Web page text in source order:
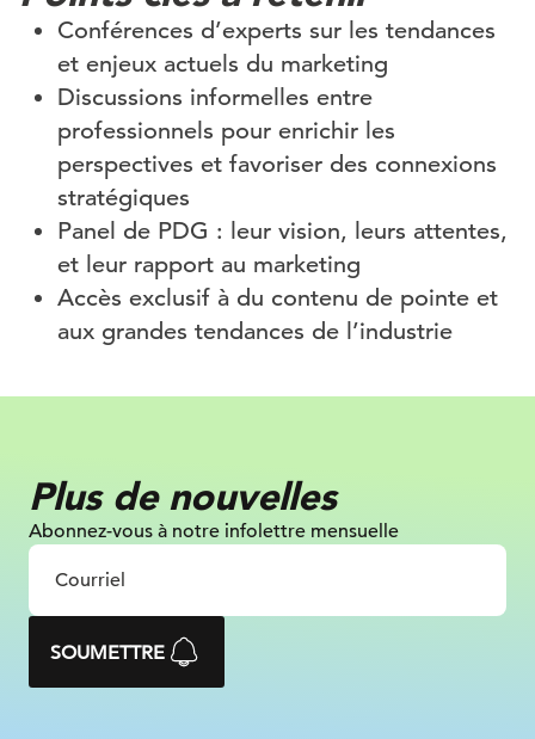
Conférences d’experts sur les tendances
et enjeux actuels du marketing
Discussions informelles entre
professionnels pour enrichir les
perspectives et favoriser des connexions
stratégiques
Panel de PDG : leur vision, leurs attentes,
et leur rapport au marketing
Accès exclusif à du contenu de pointe et
aux grandes tendances de l’industrie
Plus de nouvelles
Abonnez-vous à notre infolettre mensuelle
SOUMETTRE